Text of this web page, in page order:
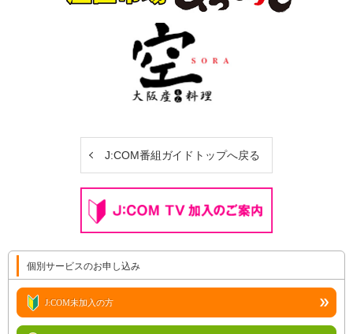
J:COM番組ガイドトップへ戻る
個別サービスのお申し込み
J:COM未加入の方